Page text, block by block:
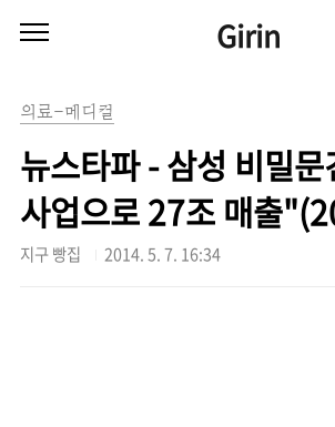
Girin
의료-메디컬
뉴스타파 - 삼성 비밀
사업으로 27조 매출
지구 빵집 2014. 5. 7. 16:34